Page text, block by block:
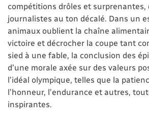
compétitions drôles et surprenantes,
journalistes au ton décalé. Dans un
animaux oublient la chaîne
victoire et décrocher la coupe tant
sied à une fable, la conclusion des
d’une morale axée sur des valeurs
l’idéal olympique, telles que la
l’honneur, l’endurance et autres,
inspirantes.